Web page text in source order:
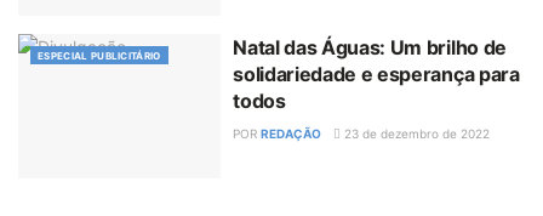
ESPECIAL PUBLICITÁRIO
Natal das Águas: Um brilho de
solidariedade e esperança para
todos
POR REDAÇÃO 23 de dezembro de 2022